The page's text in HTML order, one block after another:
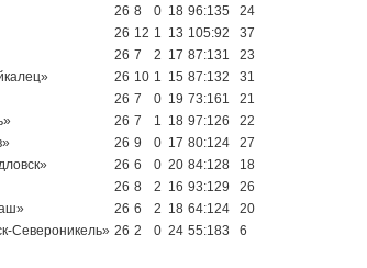
26 8 0 18 96:135
24
26 12 1 13 105:92
37
26 7 2 17 87:131
23
26 10 1 15 87:132
31
26 7 0 19 73:161
21
26 7 1 18 97:126
22
26 9 0 17 80:124
27
26 6 0 20 84:128
18
26 8 2 16 93:129
26
26 6 2 18 64:124
20
Североникель» 26 2 0 24 55:183 6